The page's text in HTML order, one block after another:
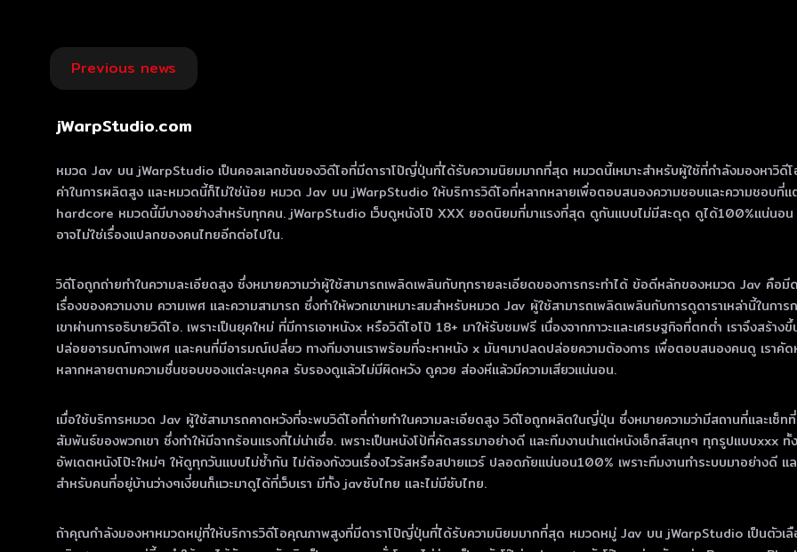
Post
navigation
Previous news
jWarpStudio.com
หมวด Jav บน jWarpStudio เป็นคอลเลกชันของวิดีโอที่มีดาราโป๊ญี่ปุ่นที่ได้รับความนิยมมากที่สุด หมวดนี้เหมาะสําหรับผู้ใช้ที่กําลังมองหา
ค่าในการผลิตสูง และหมวดนี้ก็ไม่ใช่น้อย หมวด Jav บน jWarpStudio ให้บริการวิดีโอที่หลากหลายเพื่อตอบสนองความชอบและความชอ
hardcore หมวดนี้มีบางอย่างสําหรับทุกคน. jWarpStudio เว็บดูหนังโป๊ XXX ยอดนิยมที่มาแรงที่สุด ดูกันแบบไม่มีสะดุด ดูได้100%แน่นอน
อาจไม่ใช่เรื่องแปลกของคนไทยอีกต่อไปใน.
วิดีโอถูกถ่ายทําในความละเอียดสูง ซึ่งหมายความว่าผู้ใช้สามารถเพลิดเพลินกับทุกรายละเอียดของการกระทําได้ ข้อดีหลักของหมวด Jav คือ
เรื่องของความงาม ความเพศ และความสามารถ ซึ่งทําให้พวกเขาเหมาะสมสําหรับหมวด Jav ผู้ใช้สามารถเพลิดเพลินกับการดูดาราเหล่านี้ในกา
เขาผ่านการอธิบายวิดีโอ. เพราะเป็นยุคใหม่ ที่มีการเอาหนังx หรือวิดีโอโป๊ 18+ มาให้รับชมฟรี เนื่องจากภาวะและเศรษฐกิจที่ตกต่ำ เราจึงสร้า
ปล่อยอารมณ์ทางเพศ และคนที่มีอารมณ์เปลี่ยว ทางทีมงานเราพร้อมที่จะหาหนัง x มันๆมาปลดปล่อยความต้องการ เพื่อตอบสนองคนดู เรา
หลากหลายตามความชื่นชอบของแต่ละบุคคล รับรองดูแล้วไม่มีผิดหวัง ดูควย ส่องหีแล้วมีความเสียวแน่นอน.
เมื่อใช้บริการหมวด Jav ผู้ใช้สามารถคาดหวังที่จะพบวิดีโอที่ถ่ายทําในความละเอียดสูง วิดีโอถูกผลิตในญี่ปุ่น ซึ่งหมายความว่ามีสถานที่และเซ็
สัมพันธ์ของพวกเขา ซึ่งทําให้มีฉากร้อนแรงที่ไม่น่าเชื่อ. เพราะเป็นหนังโป้ที่คัดสรรมาอย่างดี และทีมงานนำแต่หนังเอ็กส์สนุกๆ ทุกรูปแบบxxx
อัพเดตหนังโป๊ะใหม่ๆ ให้ดูทุกวันแบบไม่ซ้ำกัน ไม่ต้องกังวนเรื่องไวรัสหรือสปายแวร์ ปลอดภัยแน่นอน100% เพราะทีมงานทำระบบมาอย่างดี
สำหรับคนที่อยู่บ้านว่างๆเงี่ยนก็แวะมาดูได้ที่เว็บเรา มีทั้ง javซับไทย และไม่มีซับไทย.
ถ้าคุณกําลังมองหาหมวดหมู่ที่ให้บริการวิดีโอคุณภาพสูงที่มีดาราโป๊ญี่ปุ่นที่ได้รับความนิยมมากที่สุด หมวดหมู่ Jav บน jWarpStudio เป็นตัว